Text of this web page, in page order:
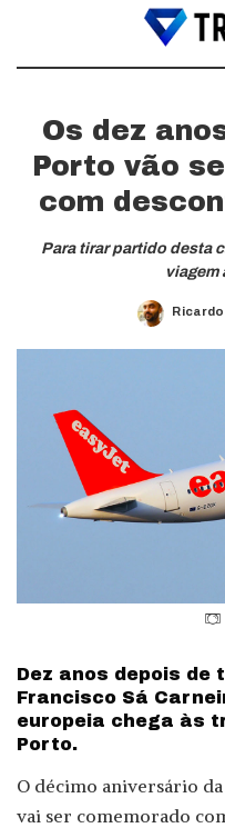
Os dez
Porto vão
com
Para tirar partido desta
viagem
Posted
Dez anos depois de
Francisco Sá
europeia chega às
Porto.
O décimo aniversário
vai ser comemorado